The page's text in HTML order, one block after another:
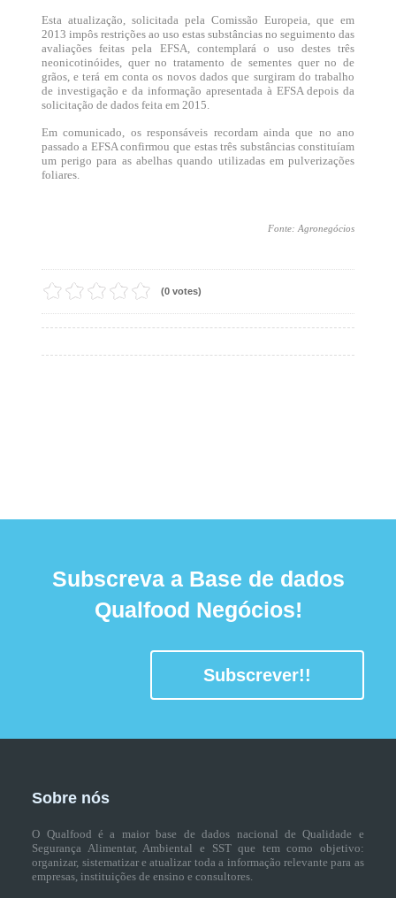
Esta atualização, solicitada pela Comissão Europeia, que em
2013 impôs restrições ao uso estas substâncias no seguimento das
avaliações feitas pela EFSA, contemplará o uso destes três
neonicotinóides, quer no tratamento de sementes quer no de
grãos, e terá em conta os novos dados que surgiram do trabalho
de investigação e da informação apresentada à EFSA depois da
solicitação de dados feita em 2015.
Em comunicado, os responsáveis recordam ainda que no ano
passado a EFSA confirmou que estas três substâncias constituíam
um perigo para as abelhas quando utilizadas em pulverizações
foliares.
Fonte: Agronegócios
(0 votes)
Subscreva a Base de dados
Qualfood Negócios!
Subscrever!!
Sobre nós
O Qualfood é a maior base de dados nacional de Qualidade e
Segurança Alimentar, Ambiental e SST que tem como objetivo:
organizar, sistematizar e atualizar toda a informação relevante para as
empresas, instituições de ensino e consultores.